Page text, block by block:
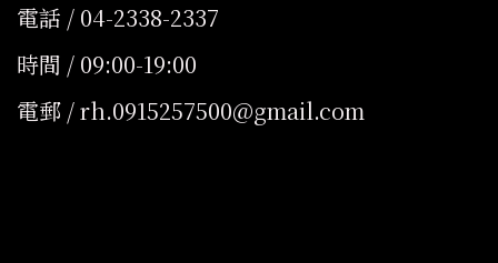
電話 / 04-2338-2337
時間 / 09:00-19:00
電郵 / rh.0915257500@gmail.com